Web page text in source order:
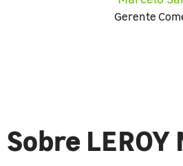
Gerente
Sobre LEROY